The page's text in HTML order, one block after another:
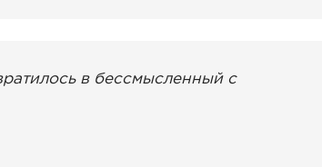
в бессмысленный с